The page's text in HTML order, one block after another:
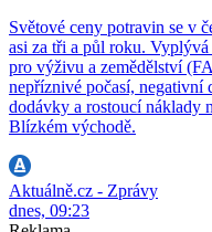
Světové ceny potravin se v
asi za tři a půl roku.
pro výživu a zemědělství
nepříznivé počasí, negativní
dodávky a rostoucí náklady
Blízkém východě.
Aktuálně.cz - Zprávy
dnes, 09:23